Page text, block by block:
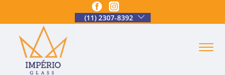
(11) 2307-8392